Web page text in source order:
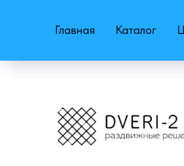
Главная Каталог